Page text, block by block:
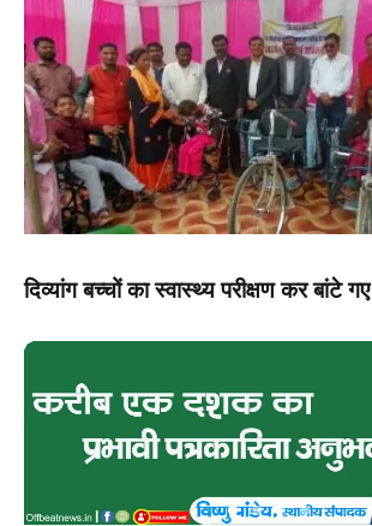
दिव्यांग बच्चों का स्वास्थ्य परीक्षण कर बांटे